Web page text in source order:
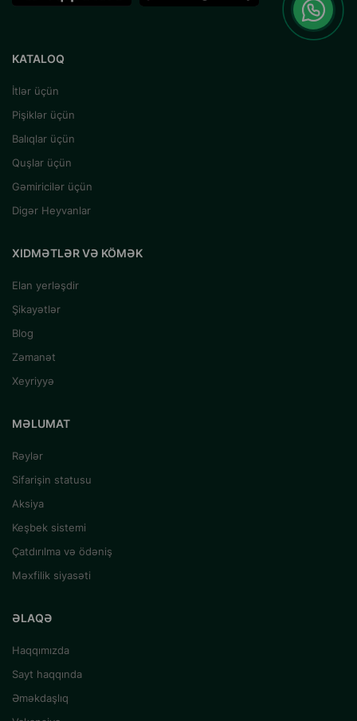
KATALOQ
İtlər üçün
Pişiklər üçün
Balıqlar üçün
Quşlar üçün
Gəmiricilər üçün
Digər Heyvanlar
XIDMƏTLƏR VƏ KÖMƏK
Elan yerləşdir
Şikayətlər
Blog
Zəmanət
Xeyriyyə
MƏLUMAT
Rəylər
Sifarişin statusu
Aksiya
Keşbek sistemi
Çatdırılma və ödəniş
Məxfilik siyasəti
ƏLAQƏ
Haqqımızda
Sayt haqqında
Əməkdaşlıq